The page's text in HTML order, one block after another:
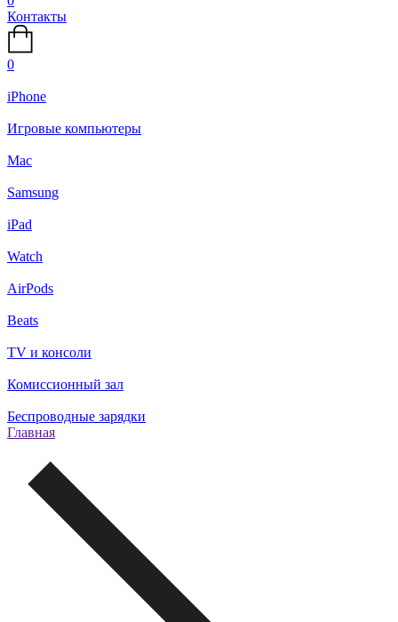
Контакты
0
iPhone
Игровые компьютеры
Mac
Samsung
iPad
Watch
AirPods
Beats
TV и консоли
Комиссионный зал
Беспроводные зарядки
Главная